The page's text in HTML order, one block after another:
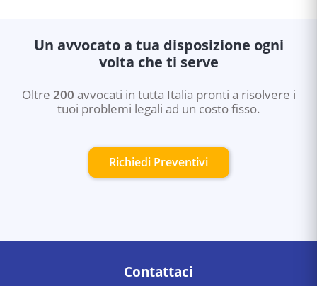
Un avvocato a tua disposizione ogni
volta che ti serve
Oltre 200 avvocati in tutta Italia pronti a risolvere i
tuoi problemi legali ad un costo fisso.
Richiedi Preventivi
Contattaci